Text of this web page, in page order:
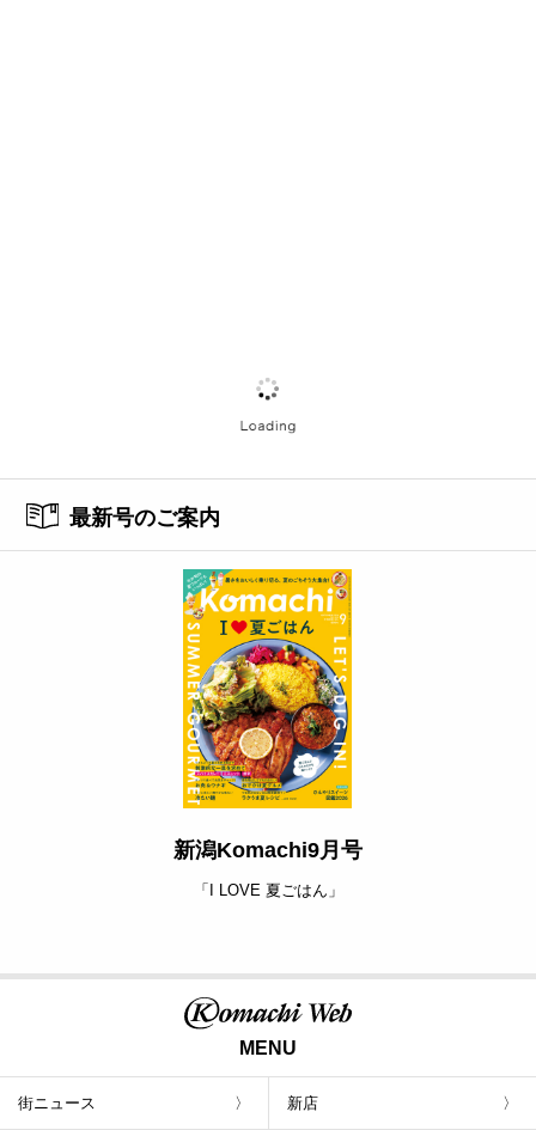
最新号のご案内
新潟Komachi9月号
「I LOVE 夏ごはん」
MENU
街ニュース 新店